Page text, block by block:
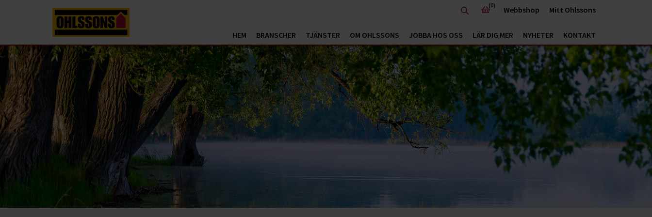
HEM BRANSCHER TJÄNSTER OM OHLSSONS JOBBA HOS OSS LÄR DIG MER NYHETER KONTAKT
(0) Webbshop Mitt Ohlssons